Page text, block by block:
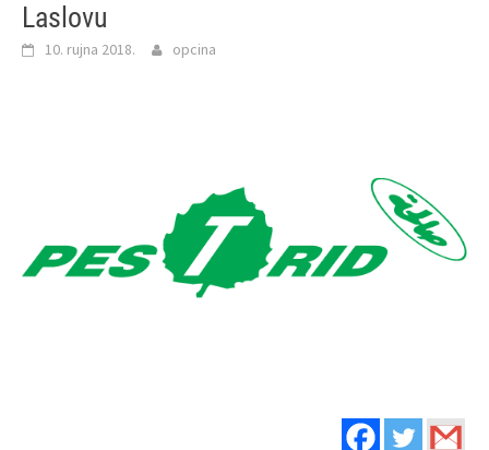
Laslovu
10. rujna 2018. opcina